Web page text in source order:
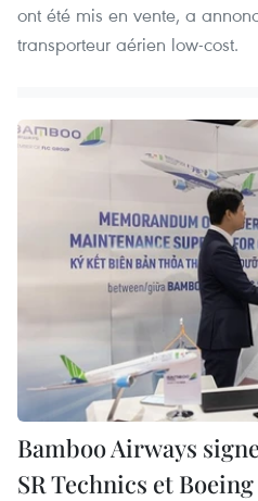
ont été mis en vente, a
transporteur aérien low-cost.
Bamboo Airways
SR Technics et